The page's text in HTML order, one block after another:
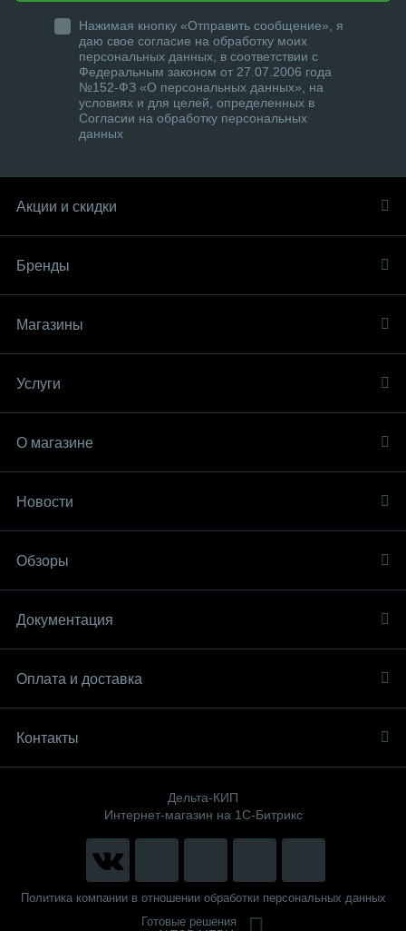
Нажимая кнопку «Отправить сообщение», я
даю свое согласие на обработку моих
персональных данных, в соответствии с
Федеральным законом от 27.07.2006 года
№152-ФЗ «О персональных данных», на
условиях и для целей, определенных в
Согласии на обработку персональных
данных
Акции и скидки
Бренды
Магазины
Услуги
О магазине
Новости
Обзоры
Документация
Оплата и доставка
Контакты
Дельта-КИП
Интернет-магазин на 1С-Битрикс
Политика компании в отношении обработки персональных данных
Готовые решения